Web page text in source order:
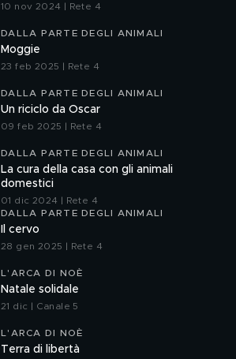
10 nov 2024 | Rete 4
DALLA PARTE DEGLI ANIMALI
Moggie
23 feb 2025 | Rete 4
DALLA PARTE DEGLI ANIMALI
Un riciclo da Oscar
09 feb 2025 | Rete 4
DALLA PARTE DEGLI ANIMALI
La cura della casa con gli animali
domestici
01 dic 2024 | Rete 4
DALLA PARTE DEGLI ANIMALI
Il cervo
28 gen 2025 | Rete 4
L'ARCA DI NOÈ
Natale solidale
21 dic | Canale 5
L'ARCA DI NOÈ
Terra di libertà